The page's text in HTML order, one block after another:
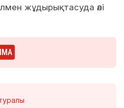
жұдырықтасуда әлі